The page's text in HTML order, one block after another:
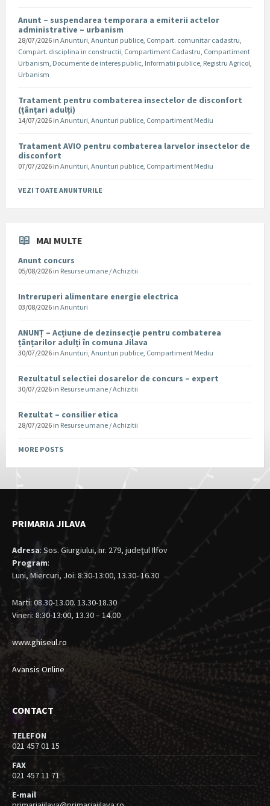
Anunt – suspendarea temporara a emiterii actelor
administrative – urbanism
28/07/2026 in Anunturi, Anunturi publice, Compart. comunitar cadastru,
Compart. disciplina in constructii, Compartiment Cadastru, Compartiment
Urbanism, Documente de interes public, Informatii publice, Registru Agricol,
Urbanism
Tratament pentru combaterea insectelor de disconfort
(țânțari adulți)
14/07/2026 in Anunturi, Anunturi publice, Compartiment Mediu
Tratament AVIO pentru combaterea larvelor insectelor de
disconfort
07/07/2026 in Anunturi, Anunturi publice, Compartiment Mediu
VEZI TOATE ANUNTURILE
MAI MULTE
Anunt concurs
05/08/2026 in Resurse umane / Achizitii
Intreruperi alimentare energie electrica
03/08/2026 in Anunturi
ANUNȚ – Acțiune de dezinsecție pentru combaterea
țânțarilor adulți în comuna Jilava
30/07/2026 in Anunturi, Anunturi publice, Compartiment Mediu
Rezultatul selectiei dosarelor de concurs – expert
30/07/2026 in Resurse umane / Achizitii
Rezultat – consilier etica
28/07/2026 in Resurse umane / Achizitii
MORE POSTS
PRIMARIA JILAVA
Adresa: Sos. Giurgiului, nr. 279, judeţul Ilfov
Program:
Luni, Miercuri, Joi: 8:30-13:00, 13.30- 16.30
Marti: 08.30-13.00. 13.30-18.30
Vineri: 8:30-13:00, 13.30 – 14.00
www.ghiseul.ro
Avansis Online
CONTACT
TELEFON
021 457 01 15
FAX
021 457 11 71
E-mail